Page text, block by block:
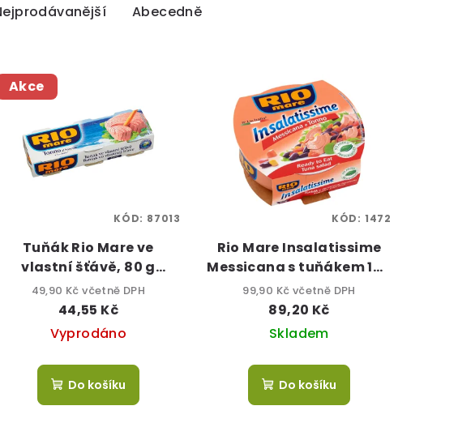
Abecedně
Akce
Tuňák Rio Mare ve
vlastní šťávě, 80 g
(balení 4 ks)
49,90 Kč včetně DPH
44,55 Kč
Vyprodáno
Do košíku
KÓD: 87013
Rio Mare Insalatissime
Messicana s tuňákem 160
g
99,90 Kč včetně DPH
89,20 Kč
Skladem
Do košíku
KÓD: 1472